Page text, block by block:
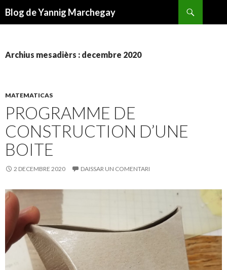
Blog de Yannig Marchegay
PRINCIPAL
Archius mesadièrs : decembre 2020
MATEMATICAS
PROGRAMME DE
CONSTRUCTION D’UNE
BOITE
2 DECEMBRE 2020 DAISSAR UN COMENTARI